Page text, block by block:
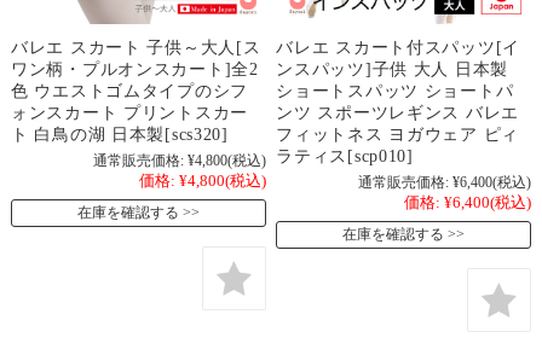
バレエ スカート 子供～大人[ス
ワン柄・プルオンスカート]全2
色 ウエストゴムタイプのシフ
ォンスカート プリントスカー
ト 白鳥の湖 日本製[scs320]
通常販売価格: ¥4,800(税込)
価格: ¥4,800(税込)
在庫を確認する
バレエ スカート付スパッツ[イ
ンスパッツ]子供 大人 日本製
ショートスパッツ ショートパ
ンツ スポーツレギンス バレエ
フィットネス ヨガウェア ピィ
ラティス[scp010]
通常販売価格: ¥6,400(税込)
価格: ¥6,400(税込)
在庫を確認する